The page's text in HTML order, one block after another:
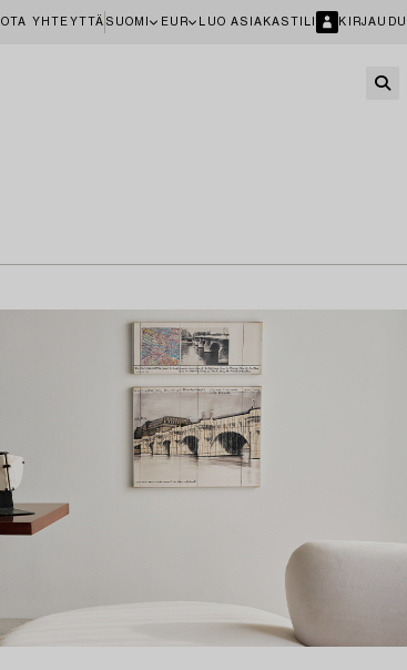
OTA YHTEYTTÄ SUOMI EUR LUO ASIAKASTILI KIRJAUDU